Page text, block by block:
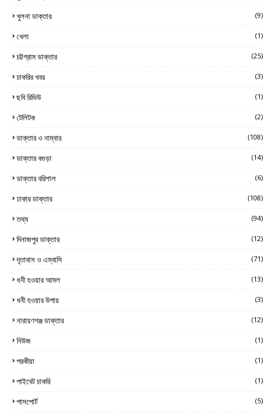
খুলনা ডাক্তার
(9)
খেলা (1)
চট্টগ্রাম ডাক্তার (25)
চাকরির খবর (3)
ছবি রিভিউ (1)
টেলিটক (2)
ডাক্তার ও নাম্বার (108)
ডাক্তার বগুড়া (14)
ডাক্তার বরিশাল (6)
ঢাকার ডাক্তার (108)
তথ্য (94)
দিনাজপুর ডাক্তার (12)
দূতাবাস ও এম্বাসি (71)
ধনী হওয়ার আমল (13)
ধনী হওয়ার উপায় (3)
নারায়ণগঞ্জ ডাক্তার (12)
নিউজ (1)
পরকীয়া (1)
পাইবেট চাকরি (1)
পাসপোর্ট (5)